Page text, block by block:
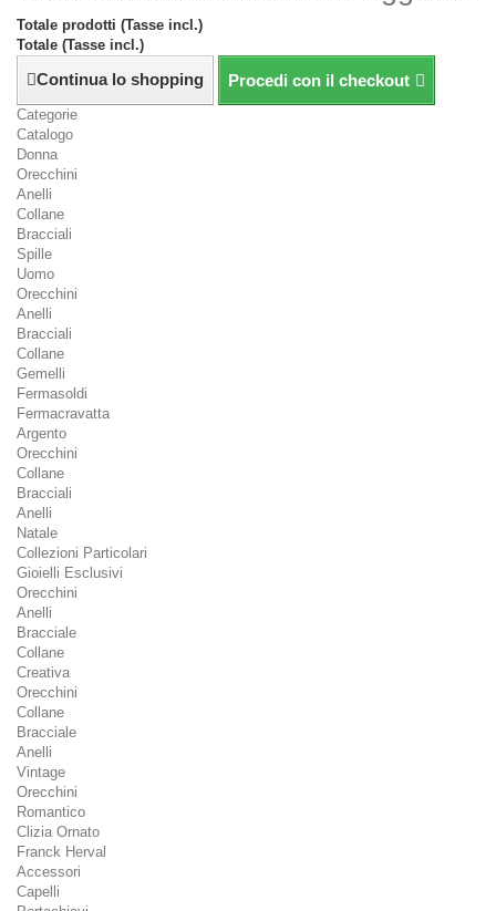
Totale prodotti (Tasse incl.)
Totale (Tasse incl.)
Continua lo shopping Procedi con il checkout
Categorie
Catalogo
Donna
Orecchini
Anelli
Collane
Bracciali
Spille
Uomo
Orecchini
Anelli
Bracciali
Collane
Gemelli
Fermasoldi
Fermacravatta
Argento
Orecchini
Collane
Bracciali
Anelli
Natale
Collezioni Particolari
Gioielli Esclusivi
Orecchini
Anelli
Bracciale
Collane
Creativa
Orecchini
Collane
Bracciale
Anelli
Vintage
Orecchini
Romantico
Clizia Ornato
Franck Herval
Accessori
Capelli